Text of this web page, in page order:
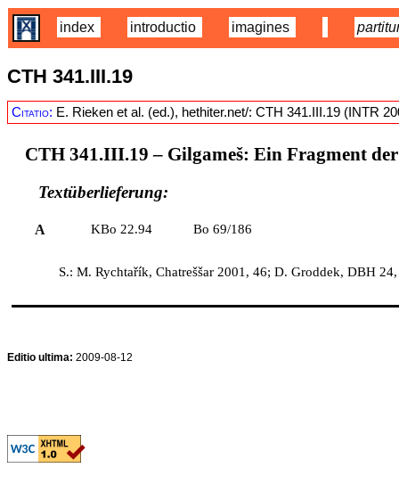
index introductio imagines
CTH 341.III.19
Citatio: E. Rieken et al. (ed.), hethiter.net/: CTH 341.III.19 (INTR
CTH 341.III.19 – Gilgameš: Ein Fragment
Textüberlieferung:
A KBo 22.94 Bo 69/186
S.: M. Rychtařík, Chatreššar 2001, 46; D. Groddek, DBH
Editio ultima: 2009-08-12